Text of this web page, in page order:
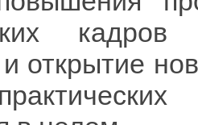
открытие